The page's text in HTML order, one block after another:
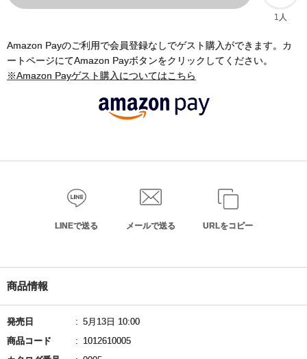
1人
Amazon Payのご利用で会員登録なしでゲスト購入ができます。カ
ートページにてAmazon Payボタンをクリックしてください。
※Amazon Payゲスト購入についてはこちら
LINEで送る メールで送る URLをコピー
商品情報
発売日
5月13日 10:00
商品コード
1012610005